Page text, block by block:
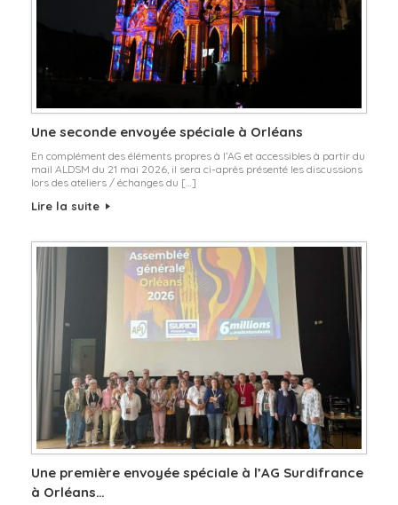
Une seconde envoyée spéciale à Orléans
En complément des éléments propres à l’AG et accessibles à partir du
mail ALDSM du 21 mai 2026, il sera ci-après présenté les discussions
lors des ateliers / échanges du […]
Lire la suite
Une première envoyée spéciale à l’AG Surdifrance
à Orléans…